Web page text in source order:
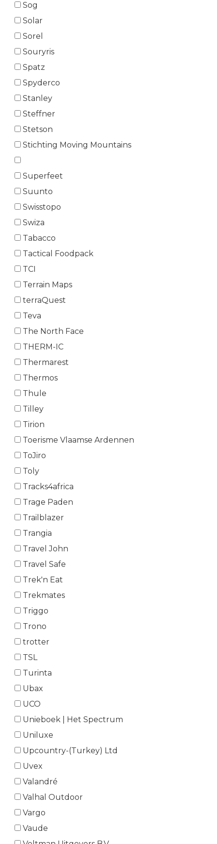
Sog
Solar
Sorel
Souryris
Spatz
Spyderco
Stanley
Steffner
Stetson
Stichting Moving Mountains
Superfeet
Suunto
Swisstopo
Swiza
Tabacco
Tactical Foodpack
TCI
Terrain Maps
terraQuest
Teva
The North Face
THERM-IC
Thermarest
Thermos
Thule
Tilley
Tirion
Toerisme Vlaamse Ardennen
ToJiro
Toly
Tracks4africa
Trage Paden
Trailblazer
Trangia
Travel John
Travel Safe
Trek'n Eat
Trekmates
Triggo
Trono
trotter
TSL
Turinta
Ubax
UCO
Unieboek | Het Spectrum
Uniluxe
Upcountry-(Turkey) Ltd
Uvex
Valandré
Valhal Outdoor
Vargo
Vaude